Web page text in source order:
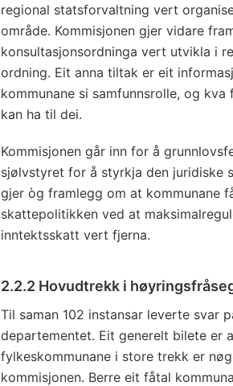
regional statsforvaltning vert
område. Kommisjonen gjer vidare
konsultasjonsordninga vert utvikla i
ordning. Eit anna tiltak er eit
kommunane si samfunnsrolle, og
kan ha til dei.
Kommisjonen går inn for å
sjølvstyret for å styrkja den juridiske
gjer òg framlegg om at kommunane
skattepolitikken ved at
inntektsskatt vert fjerna.
2.2.2 Hovudtrekk i
Til saman 102 instansar leverte svar
departementet. Eit generelt bilete er
fylkeskommunane i store trekk er
kommisjonen. Berre eit fåtal